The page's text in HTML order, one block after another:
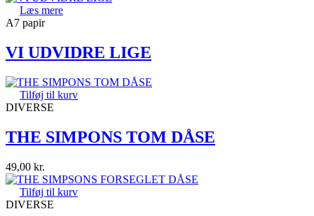
Læs mere
A7 papir
VI UDVIDRE LIGE
Tilføj til kurv
DIVERSE
THE SIMPONS TOM DÅSE
49,00 kr.
Tilføj til kurv
DIVERSE